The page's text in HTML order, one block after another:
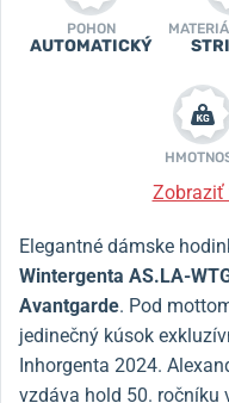
POHON
AUTOMATICKÝ
Zobraziť
Elegantné dámske
Wintergenta AS.LA-
Avantgarde. Pod
jedinečný kúsok
Inhorgenta 2024.
vzdáva hold 50. ročníku